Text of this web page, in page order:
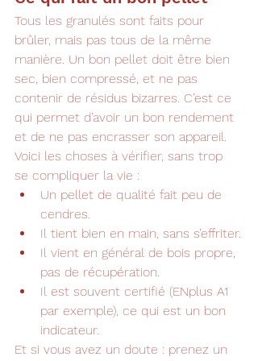
Tous les granulés sont faits pour
brûler, mais pas tous de la même
manière. Un bon pellet doit être bien
sec, bien compressé, et ne pas
contenir de résidus bizarres. C’est ce
qui permet d’avoir un bon rendement
et de ne pas encrasser son appareil.
Voici les choses à vérifier, sans trop
se compliquer la vie :
Un pellet de qualité fait peu de
cendres.
Il tient bien en main, sans s’effriter.
Il vient en général de bois propre,
pas de récupération.
Il est souvent certifié (ENplus A1
par exemple), ce qui est un bon
indicateur.
Et si vous avez un doute : prenez un